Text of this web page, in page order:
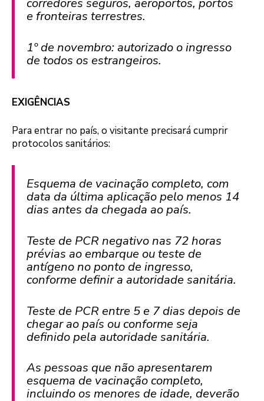
e fronteiras terrestres.
1º de novembro: autorizado o ingresso
de todos os estrangeiros.
EXIGÊNCIAS
Para entrar no país, o visitante precisará cumprir
protocolos sanitários:
Esquema de vacinação completo, com
data da última aplicação pelo menos 14
dias antes da chegada ao país.
Teste de PCR negativo nas 72 horas
prévias ao embarque ou teste de
antígeno no ponto de ingresso,
conforme definir a autoridade sanitária.
Teste de PCR entre 5 e 7 dias depois de
chegar ao país ou conforme seja
definido pela autoridade sanitária.
As pessoas que não apresentarem
esquema de vacinação completo,
incluindo os menores de idade, deverão